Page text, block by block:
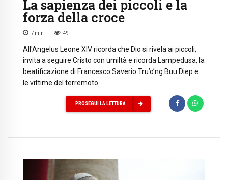
La sapienza dei piccoli e la
forza della croce
7 min 49
All'Angelus Leone XIV ricorda che Dio si rivela ai piccoli,
invita a seguire Cristo con umiltà e ricorda Lampedusa, la
beatificazione di Francesco Saverio Tru’o’ng Buu Diep e
le vittime del terremoto.
PROSEGUI LA LETTURA